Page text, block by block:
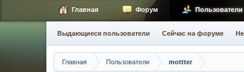
Главная Пользователи mottter
Главная Форум Пользователи
Выдающиеся пользователи Сейчас на форуме